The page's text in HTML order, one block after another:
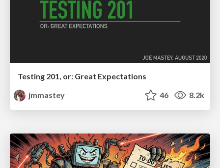
Testing 201, or: Great Expectations
jmmastey
46 8.2k